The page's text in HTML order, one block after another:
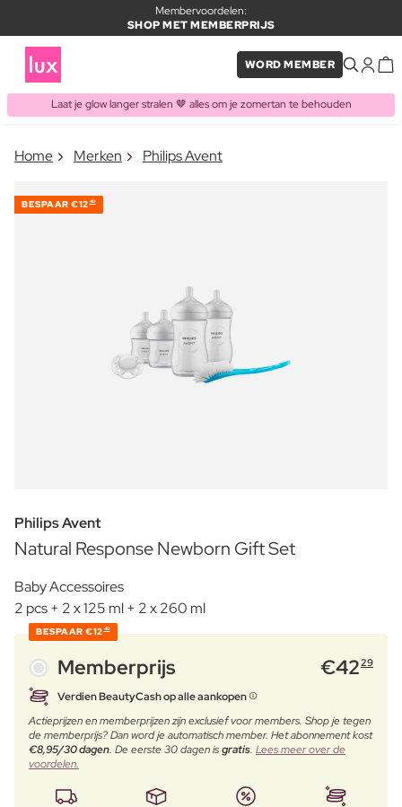
Membervoordelen:
SHOP MET MEMBERPRIJS
WORD MEMBER
Laat je glow langer stralen 🤎 alles om je zomertan te behouden
ITEM TOEGEVOEGD AAN
Vaak samen gekocht met
Home Merken Philips Avent
BESPAAR €12 40
Philips Avent
Natural Response Newborn Gift Set
Baby Accessoires
2 pcs + 2 x 125 ml + 2 x 260 ml
BESPAAR €12 40
Memberprijs €4229
Verdien BeautyCash op alle aankopen
Actieprijzen en memberprijzen zijn exclusief voor members. Shop je tegen
de memberprijs? Dan word je automatisch member. Het abonnement kost
€8,95/30 dagen. De eerste 30 dagen isgratis. Lees meer over de
voordelen.